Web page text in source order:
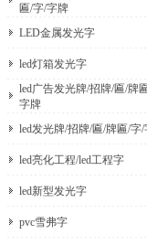
匾/字/字牌
LED金属发光字
led灯箱发光字
led广告发光牌/招牌/匾/牌
字牌
led发光牌/招牌/匾/牌匾/字/
led亮化工程/led工程字
led新型发光字
pvc雪弗字